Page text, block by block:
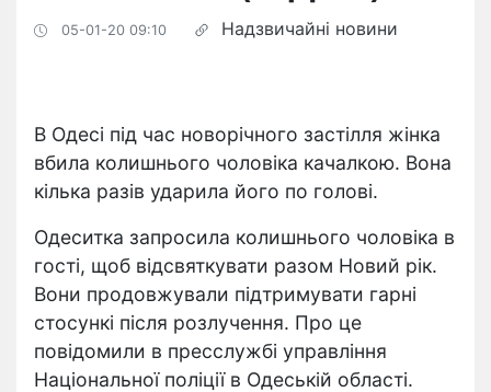
05-01-20 09:10 Надзвичайні новини
В Одесі під час новорічного застілля жінка
вбила колишнього чоловіка качалкою. Вона
кілька разів ударила його по голові.
Одеситка запросила колишнього чоловіка в
гості, щоб відсвяткувати разом Новий рік.
Вони продовжували підтримувати гарні
стосункі після розлучення. Про це
повідомили в пресслужбі управління
Національної поліції в Одеській області.